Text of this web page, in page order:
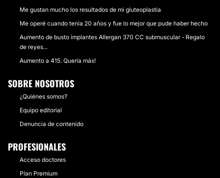
Me gustan mucho los resultados de mi gluteoplastia
Me operé cuando tenía 20 años y fue lo mejor que pude haber hecho
Aumento de busto implantes Allergan 370 CC submuscular - Regalo
de reyes...
Aumento a 415. Quería más!
SOBRE NOSOTROS
¿Quiénes somos?
Equipo editorial
Denuncia de contenido
PROFESIONALES
Acceso doctores
Plan Premium